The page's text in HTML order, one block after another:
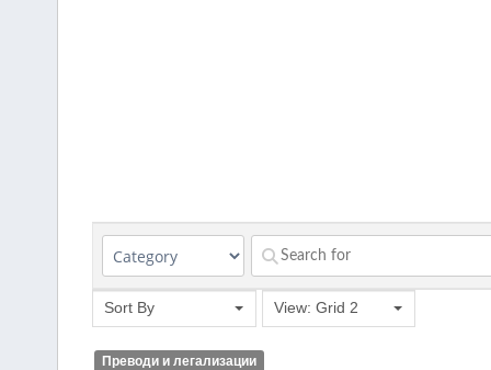
Sort By View: Grid 2
Преводи и легализации